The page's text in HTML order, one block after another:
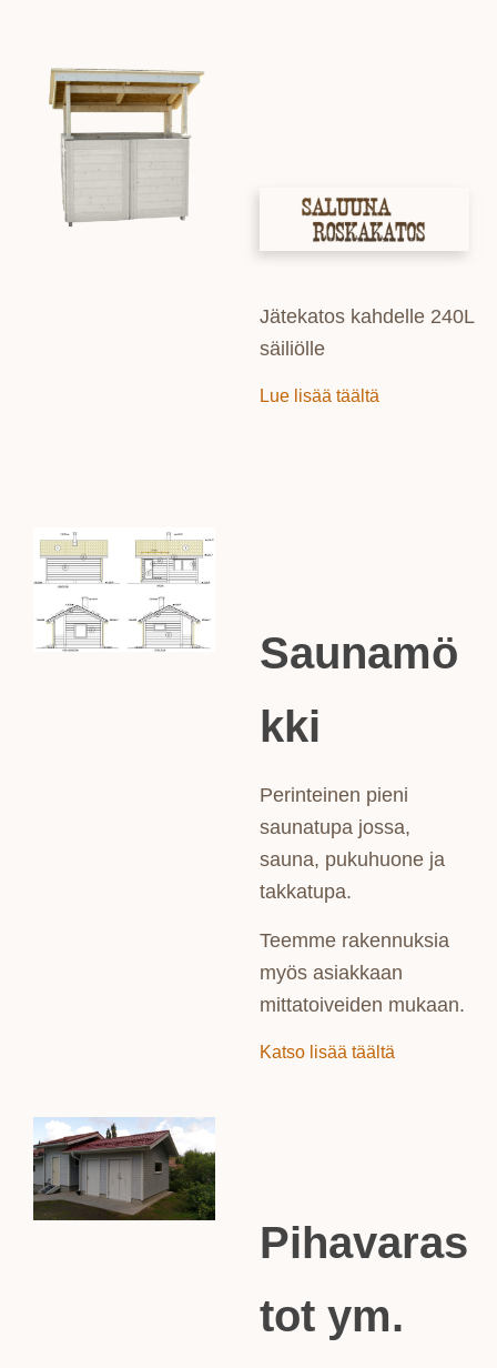
Jätekatos kahdelle 240L
säiliölle
Lue lisää täältä
Saunamö
kki
Perinteinen pieni
saunatupa jossa,
sauna, pukuhuone ja
takkatupa.
Teemme rakennuksia
myös asiakkaan
mittatoiveiden mukaan.
Katso lisää täältä
Pihavaras
tot ym.